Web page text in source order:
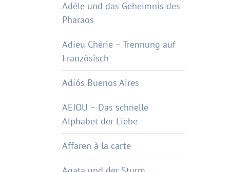
Adèle und das Geheimnis des
Pharaos
Adieu Chérie – Trennung auf
Französisch
Adiós Buenos Aires
AEIOU – Das schnelle
Alphabet der Liebe
Affären à la carte